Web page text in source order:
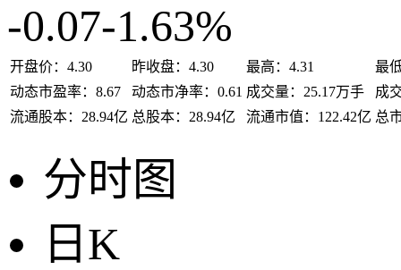
-0.07-1.63%
开盘价： 4.30 昨收盘： 4.30 最高： 4.31
最
动态市盈率： 8.67 动态市净率： 0.61 成交量： 25.17万手
成
流通股本： 28.94亿 总股本： 28.94亿 流通市值： 122.42亿 总
分时图
日K